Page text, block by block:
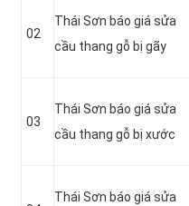
02
Thái Sơn báo giá sửa
cầu thang gỗ bị gãy
03
Thái Sơn báo giá sửa
cầu thang gỗ bị xước
Thái Sơn báo giá sửa